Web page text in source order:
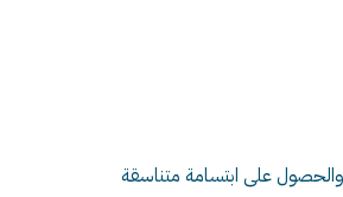
والحصول على ابتسامة متناسقة